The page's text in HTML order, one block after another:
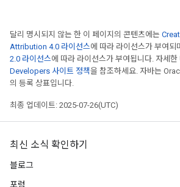
달리 명시되지 않는 한 이 페이지의 콘텐츠에는
Attribution 4.0 라이선스에 따라 라이선스가 부여되
2.0 라이선스에 따라 라이선스가 부여됩니다. 자세한
Developers 사이트 정책을 참조하세요. 자바는
의 등록 상표입니다.
최종 업데이트: 2025-07-26(UTC)
최신 소식 확인하기
블로그
포럼